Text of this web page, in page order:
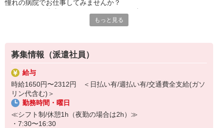
憧れの病院でお仕事してみませんか？
・病室の清掃
・医療器具の消毒
・患者さんの生活介助
など
◇完全未経験でも安心◇
・充実した研修制度あり♪優しい先輩が丁寧に教えてくれます。
・サポート業務が中心なので、難しいことは特にありません！無資
格・未経験でもすぐに活躍できます♪
もっと見る
募集情報（派遣社員）
給与
時給1650円〜2312円 ＜日払い有/週払い有/交通費全支給(ガソ
リン代含む)＞
勤務時間・曜日
≪シフト制/休憩1h（夜勤の場合は2h）≫
・7:30〜16:30